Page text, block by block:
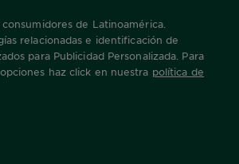
de Latinoamérica.
relacionadas e identificación de
para Publicidad Personalizada. Para
haz click en nuestra política de